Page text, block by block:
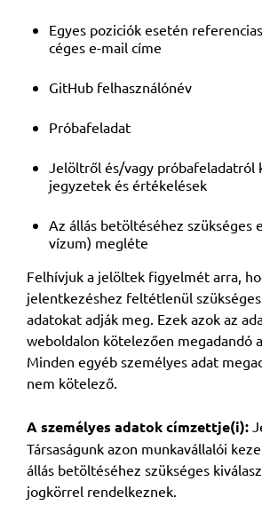
Egyes poziciók esetén
céges e-mail címe
GitHub felhasználónév
Próbafeladat
Jelöltről és/vagy próbafeladatról
jegyzetek és értékelések
Az állás betöltéséhez szükséges
vízum) megléte
Felhívjuk a jelöltek figyelmét arra,
jelentkezéshez feltétlenül
adatokat adják meg. Ezek azok az
weboldalon kötelezően megadandó
Minden egyéb személyes adat
nem kötelező.
A személyes adatok címzettje(i):
Társaságunk azon munkavállalói
állás betöltéséhez szükséges
jogkörrel rendelkeznek.